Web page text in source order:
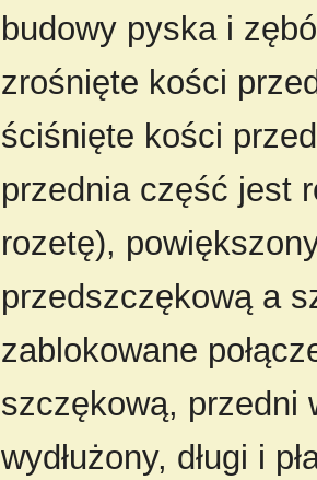
budowy pyska i
zrośnięte kości
ściśnięte kości
przednia część jest
rozetę),
przedszczękową a
zablokowane
szczękową, przedni
wydłużony, długi i